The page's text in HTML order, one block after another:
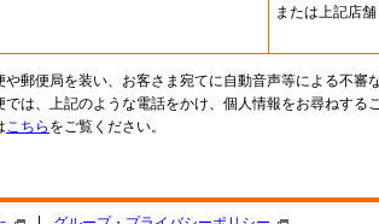
または上記店舗
や郵便局を装い、お客さま宛てに自動音声等による不審
では、上記のような電話をかけ、個人情報をお尋ねする
こちら をご覧ください。